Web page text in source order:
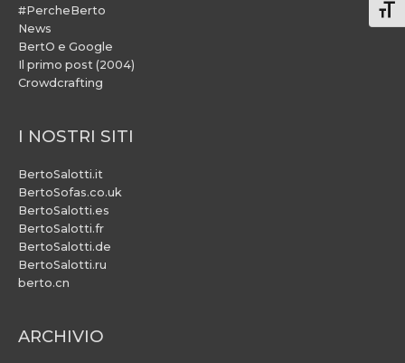
#PercheBerto
News
BertO e Google
Il primo post (2004)
Crowdcrafting
I NOSTRI SITI
BertoSalotti.it
BertoSofas.co.uk
BertoSalotti.es
BertoSalotti.fr
BertoSalotti.de
BertoSalotti.ru
berto.cn
ARCHIVIO
ARCHIVIO